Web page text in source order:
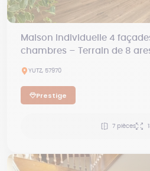
Maison individuelle 4
chambres – Terrain de 8
YUTZ, 57970
Prestige
7 pièces